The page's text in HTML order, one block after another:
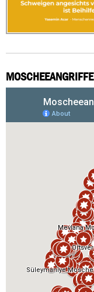
MOSCHEEANGRIFFE